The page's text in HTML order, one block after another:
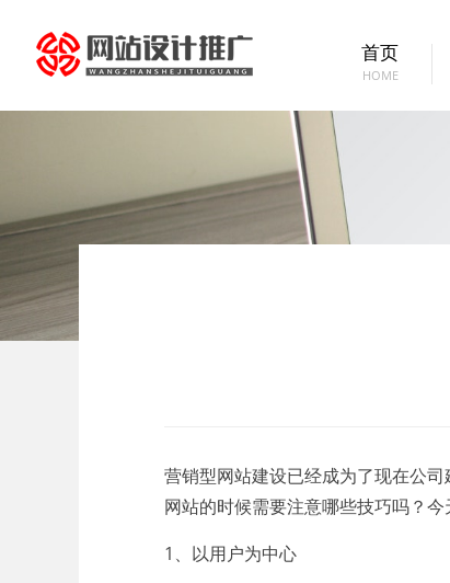
首页
HOME
营销型网站建设已经成为了现在公
网站的时候需要注意哪些技巧吗？
1、以用户为中心